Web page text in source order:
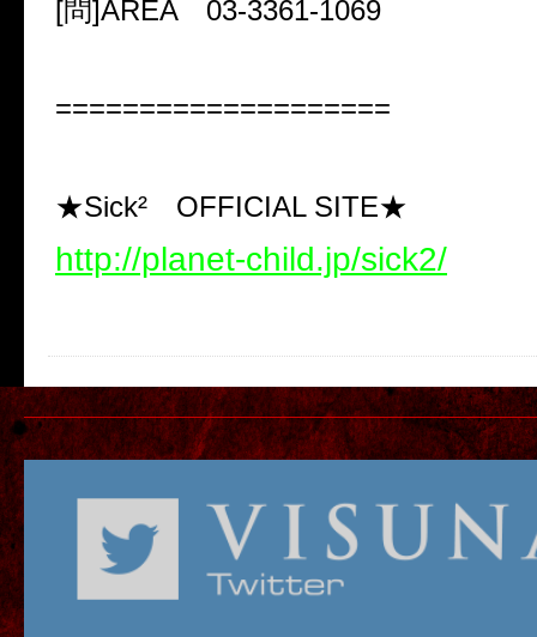
[問]AREA 03-3361-1069
====================
★Sick² OFFICIAL SITE★
http://planet-child.jp/sick2/